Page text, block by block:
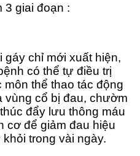
3 giai đoạn :
gáy chỉ mới xuất hiện,
có thể tự điều trị
thể thao tác động
vùng cổ bị đau, chườm
đẩy lưu thông máu
cơ để giảm đau hiệu
trong vài ngày.